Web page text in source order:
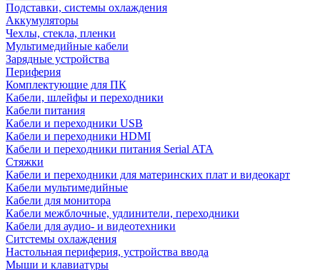
Подставки, системы охлаждения
Аккумуляторы
Чехлы, стекла, пленки
Мультимедийные кабели
Зарядные устройства
Периферия
Комплектующие для ПК
Кабели, шлейфы и переходники
Кабели питания
Кабели и переходники USB
Кабели и переходники HDMI
Кабели и переходники питания Serial ATA
Стяжки
Кабели и переходники для материнских плат и видеокарт
Кабели мультимедийные
Кабели для монитора
Кабели межблочные, удлинители, переходники
Кабели для аудио- и видеотехники
Ситстемы охлаждения
Настольная периферия, устройства ввода
Мыши и клавиатуры